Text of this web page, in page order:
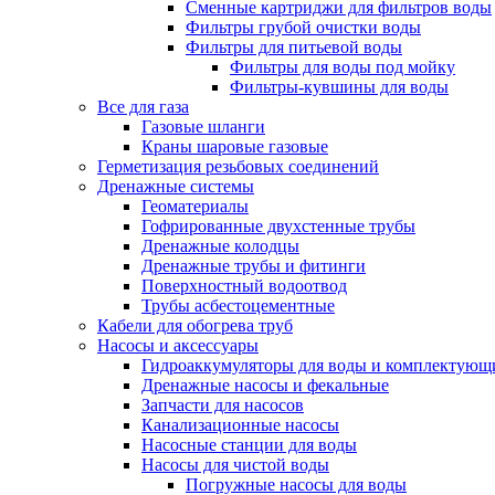
Сменные картриджи для фильтров воды
Фильтры грубой очистки воды
Фильтры для питьевой воды
Фильтры для воды под мойку
Фильтры-кувшины для воды
Все для газа
Газовые шланги
Краны шаровые газовые
Герметизация резьбовых соединений
Дренажные системы
Геоматериалы
Гофрированные двухстенные трубы
Дренажные колодцы
Дренажные трубы и фитинги
Поверхностный водоотвод
Трубы асбестоцементные
Кабели для обогрева труб
Насосы и аксессуары
Гидроаккумуляторы для воды и
Дренажные насосы и фекальные
Запчасти для насосов
Канализационные насосы
Насосные станции для воды
Насосы для чистой воды
Погружные насосы для воды